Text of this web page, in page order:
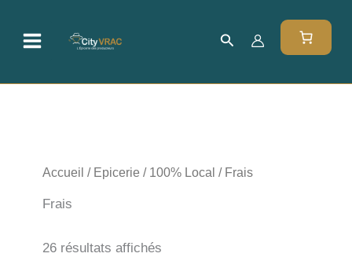
contenu
Rechercher
Accueil / Epicerie / 100% Local / Frais
Frais
26 résultats affichés